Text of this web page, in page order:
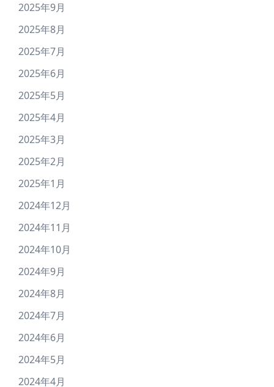
2025年9月
2025年8月
2025年7月
2025年6月
2025年5月
2025年4月
2025年3月
2025年2月
2025年1月
2024年12月
2024年11月
2024年10月
2024年9月
2024年8月
2024年7月
2024年6月
2024年5月
2024年4月